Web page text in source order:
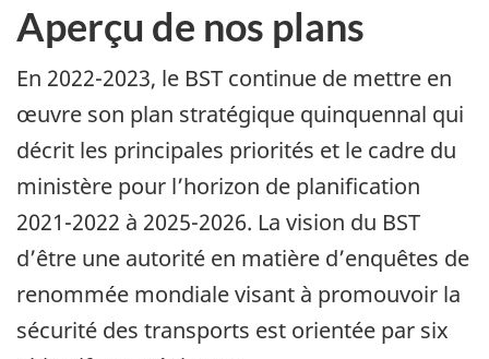
Aperçu de nos plans
En 2022-2023, le BST continue de mettre en
œuvre son plan stratégique quinquennal qui
décrit les principales priorités et le cadre du
ministère pour l’horizon de planification
2021-2022 à 2025-2026. La vision du BST
d’être une autorité en matière d’enquêtes de
renommée mondiale visant à promouvoir la
sécurité des transports est orientée par six